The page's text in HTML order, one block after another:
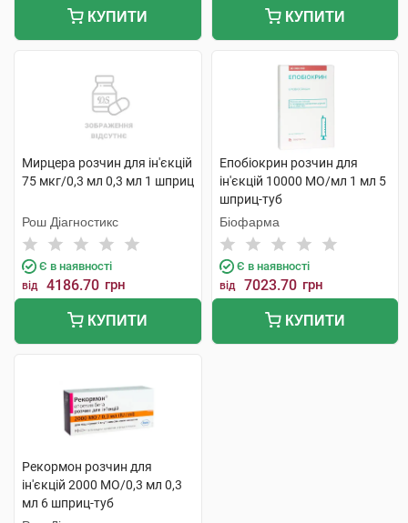
КУПИТИ КУПИТИ
Мирцера розчин для ін'єкцій
75 мкг/0,3 мл 0,3 мл 1 шприц
Рош Діагностикс
Є в наявності
від 4186.70 грн
КУПИТИ
Епобіокрин розчин для
ін'єкцій 10000 МО/мл 1 мл 5
шприц-туб
Біофарма
Є в наявності
від 7023.70 грн
КУПИТИ
Рекормон розчин для
ін'єкцій 2000 МО/0,3 мл 0,3
мл 6 шприц-туб